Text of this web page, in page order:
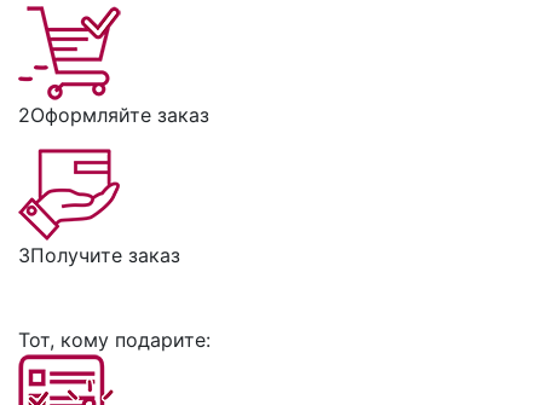
2Оформляйте заказ
3Получите заказ
Тот, кому подарите: